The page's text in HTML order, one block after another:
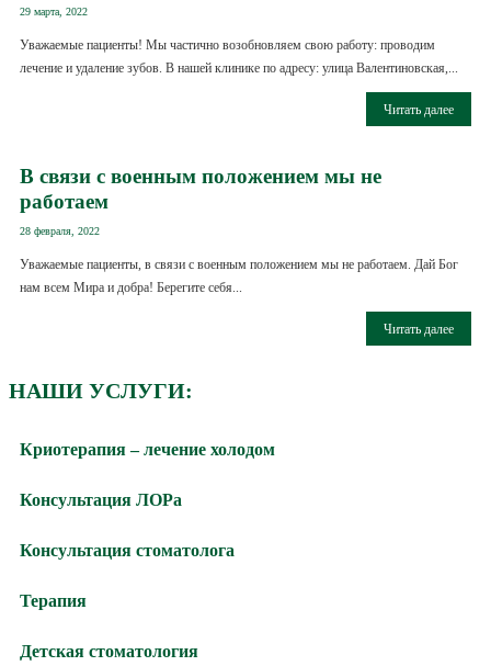
29 марта, 2022
Уважаемые пациенты! Мы частично возобновляем свою работу: проводим
лечение и удаление зубов. В нашей клинике по адресу: улица Валентиновская,...
Читать далее
В связи с военным положением мы не
работаем
28 февраля, 2022
Уважаемые пациенты, в связи с военным положением мы не работаем. Дай Бог
нам всем Мира и добра! Берегите себя...
Читать далее
НАШИ УСЛУГИ:
Криотерапия – лечение холодом
Консультация ЛОРа
Консультация стоматолога
Терапия
Детская стоматология